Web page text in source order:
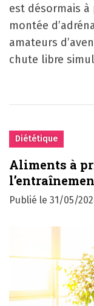
est désormais
montée
amateurs
chute libre
Diététique
Aliments à
Publié le 31/05/